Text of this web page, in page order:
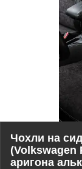
Чохли на
(Volkswagen
аригона